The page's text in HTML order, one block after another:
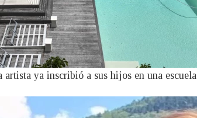
artista ya inscribió a sus hijos en una